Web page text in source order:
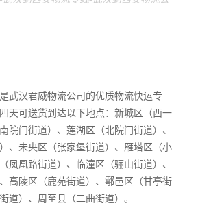
是武汉君威物流公司的优质物流快运专
天可送货到达以下地点：新城区（西一
院门街道）、莲湖区（北院门街道）、
、未央区（张家堡街道）、雁塔区（小
凤凰路街道）、临潼区（骊山街道）、
高陵区（鹿苑街道）、鄠邑区（甘亭街
道）、周至县（二曲街道）。